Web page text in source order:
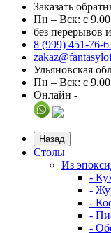
Заказать
Пн – Вск: с
без перерывов
8 (999) 451-76-
Ульяновская
Пн – Вск: с
Онлайн -
Назад
Столы
Из
-
-
-
-
-